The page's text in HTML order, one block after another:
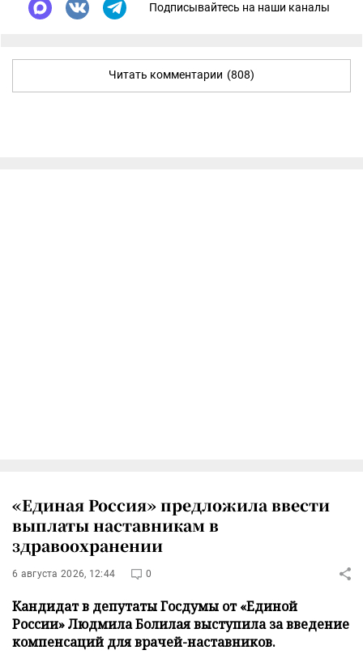
Подписывайтесь на наши каналы
Читать комментарии (808)
«Единая Россия» предложила ввести
выплаты наставникам в
здравоохранении
6 августа 2026, 12:44 0
Кандидат в депутаты Госдумы от «Единой
России» Людмила Болилая выступила за введение
компенсаций для врачей-наставников.